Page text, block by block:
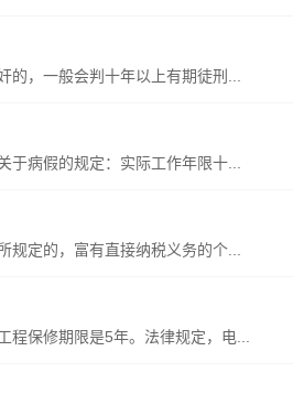
的，一般会判十年以上有期徒刑...
于病假的规定：实际工作年限十...
规定的，富有直接纳税义务的个...
程保修期限是5年。法律规定，电...